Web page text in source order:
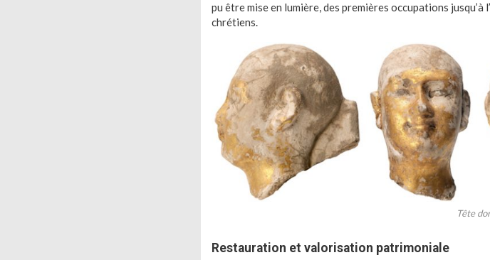
pu être mise en lumière, des premières occupations
chrétiens.
Tête
Restauration et valorisation patrimoniale